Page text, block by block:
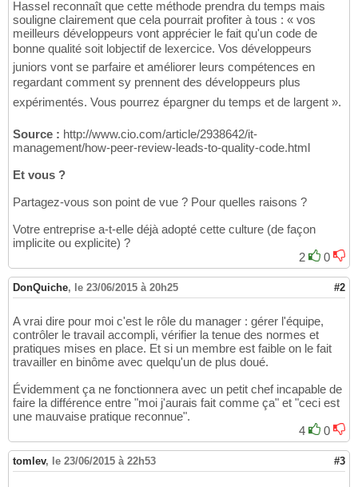
Hassel reconnaît que cette méthode prendra du temps mais
souligne clairement que cela pourrait profiter à tous : « vos
meilleurs développeurs vont apprécier le fait qu'un code de
bonne qualité soit lobjectif de lexercice. Vos développeurs
juniors vont se parfaire et améliorer leurs compétences en
regardant comment sy prennent des développeurs plus
expérimentés. Vous pourrez épargner du temps et de largent ».
Source : http://www.cio.com/article/2938642/it-
management/how-peer-review-leads-to-quality-code.html
Et vous ?
Partagez-vous son point de vue ? Pour quelles raisons ?
Votre entreprise a-t-elle déjà adopté cette culture (de façon
implicite ou explicite) ?
2
0
DonQuiche, le 23/06/2015 à 20h25 #2
A vrai dire pour moi c'est le rôle du manager : gérer l'équipe,
contrôler le travail accompli, vérifier la tenue des normes et
pratiques mises en place. Et si un membre est faible on le fait
travailler en binôme avec quelqu'un de plus doué.
Évidemment ça ne fonctionnera avec un petit chef incapable de
faire la différence entre "moi j'aurais fait comme ça" et "ceci est
une mauvaise pratique reconnue".
4
0
tomlev, le 23/06/2015 à 22h53 #3